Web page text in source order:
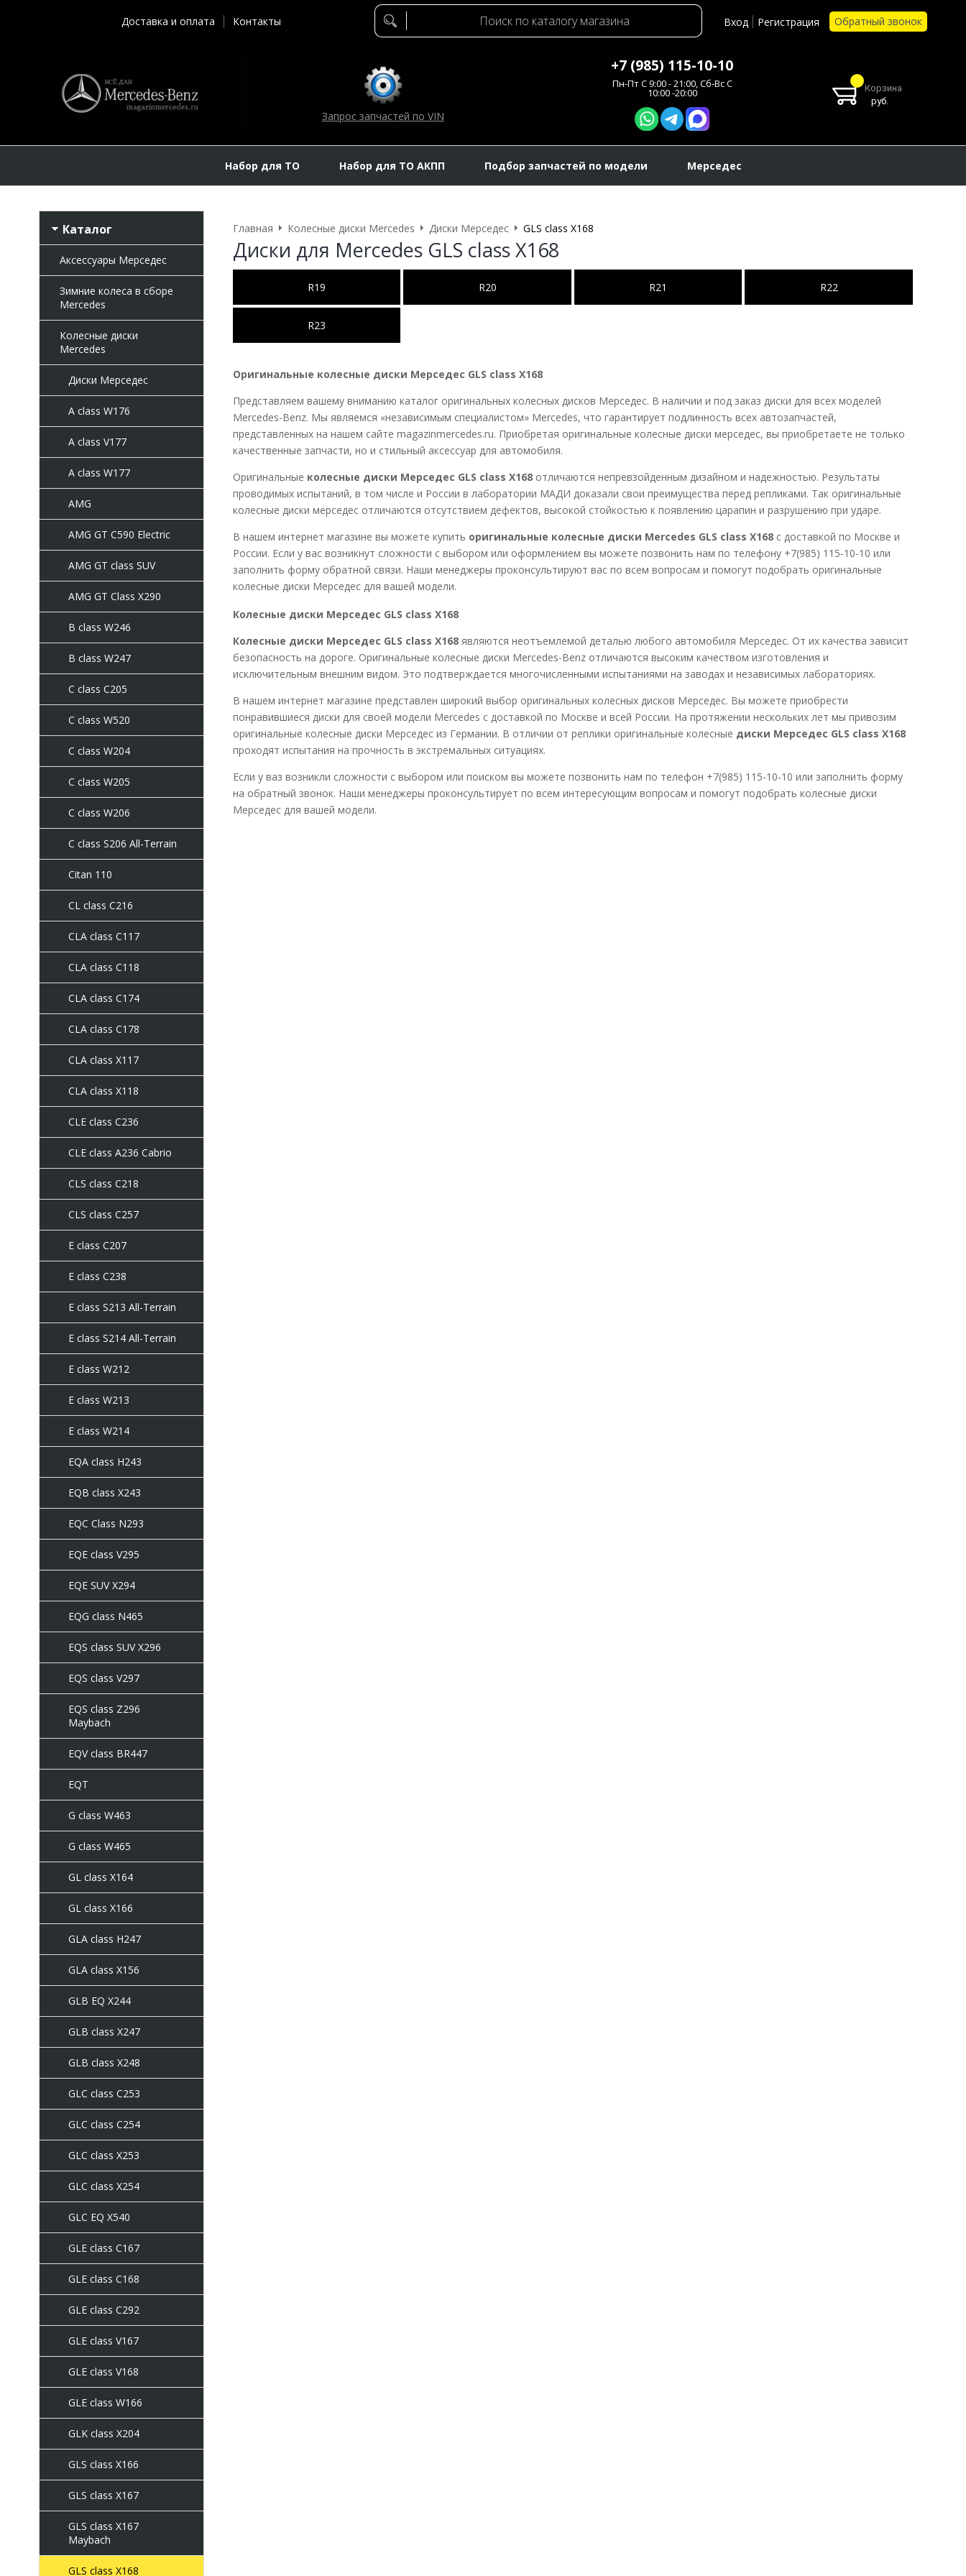
Доставка и оплата Контакты Вход Регистрация Обратный звонок
Запрос запчастей по VIN
+7 (985) 115-10-10
Пн-Пт C 9:00 - 21:00, Сб-Вс С
10:00 -20:00
Корзина
руб.
Набор для ТО Набор для ТО АКПП Подбор запчастей по модели Мерседес
Каталог
Аксессуары Мерседес
Зимние колеса в сборе
Mercedes
Колесные диски
Mercedes
Диски Мерседес
A class W176
A class V177
A class W177
AMG
AMG GT C590 Electric
AMG GT class SUV
AMG GT Class X290
B class W246
B class W247
C class C205
C сlass W520
C class W204
C class W205
C class W206
C class S206 All-Terrain
Citan 110
CL class C216
CLA class C117
CLA class C118
CLA class C174
CLA class C178
CLA class X117
CLA class X118
CLE class C236
CLE class A236 Cabrio
CLS class C218
CLS class C257
E class C207
E class C238
E class S213 All-Terrain
E class S214 All-Terrain
E class W212
E class W213
E class W214
EQA class H243
EQB class X243
EQC Class N293
EQE class V295
EQE SUV X294
EQG class N465
EQS class SUV X296
EQS class V297
EQS class Z296
Maybach
EQV class BR447
EQT
G class W463
G class W465
GL class X164
GL class X166
GLA class H247
GLA class X156
GLB EQ X244
GLB class X247
GLB class X248
GLC class C253
GLC class C254
GLC class X253
GLC class X254
GLC EQ X540
GLE class C167
GLE class C168
GLE class C292
GLE class V167
GLE class V168
GLE class W166
GLK class X204
GLS class X166
GLS class X167
GLS class X167
Maybach
GLS class X168
Главная Колесные диски Mercedes Диски Мерседес GLS class X168
Диски для Mercedes GLS class X168
R19 R20 R21 R22
R23
Оригинальные колесные диски Мерседес GLS class X168
Представляем вашему вниманию каталог оригинальных колесных дисков Мерседес. В наличии и под заказ диски для всех моделей
Mercedes-Benz. Мы являемся «независимым специалистом» Mercedes, что гарантирует подлинность всех автозапчастей,
представленных на нашем сайте magazinmercedes.ru. Приобретая оригинальные колесные диски мерседес, вы приобретаете не только
качественные запчасти, но и стильный аксессуар для автомобиля.
Оригинальные колесные диски Мерседес GLS class X168отличаются непревзойденным дизайном и надежностью. Результаты
проводимых испытаний, в том числе и России в лаборатории МАДИ доказали свои преимущества перед репликами. Так оригинальные
колесные диски мерседес отличаются отсутствием дефектов, высокой стойкостью к появлению царапин и разрушению при ударе.
В нашем интернет магазине вы можете купить оригинальные колесные диски Mercedes GLS class X168с доставкой по Москве и
России. Если у вас возникнут сложности с выбором или оформлением вы можете позвонить нам по телефону +7(985) 115-10-10 или
заполнить форму обратной связи. Наши менеджеры проконсультируют вас по всем вопросам и помогут подобрать оригинальные
колесные диски Мерседес для вашей модели.
Колесные диски Мерседес GLS class X168
Колесные диски Мерседес GLS class X168являются неотъемлемой деталью любого автомобиля Мерседес. От их качества зависит
безопасность на дороге. Оригинальные колесные диски Mercedes-Benz отличаются высоким качеством изготовления и
исключительным внешним видом. Это подтверждается многочисленными испытаниями на заводах и независимых лабораториях.
В нашем интернет магазине представлен широкий выбор оригинальных колесных дисков Мерседес. Вы можете приобрести
понравившиеся диски для своей модели Mercedes с доставкой по Москве и всей России. На протяжении нескольких лет мы привозим
оригинальные колесные диски Мерседес из Германии. В отличии от реплики оригинальные колесные диски Мерседес GLS class X168
проходят испытания на прочность в экстремальных ситуациях.
Если у ваз возникли сложности с выбором или поиском вы можете позвонить нам по телефон +7(985) 115-10-10 или заполнить форму
на обратный звонок. Наши менеджеры проконсультирует по всем интересующим вопросам и помогут подобрать колесные диски
Мерседес для вашей модели.